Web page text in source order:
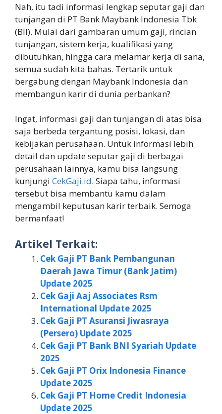
Nah, itu tadi informasi lengkap seputar gaji dan
tunjangan di PT Bank Maybank Indonesia Tbk
(BII). Mulai dari gambaran umum gaji, rincian
tunjangan, sistem kerja, kualifikasi yang
dibutuhkan, hingga cara melamar kerja di sana,
semua sudah kita bahas. Tertarik untuk
bergabung dengan Maybank Indonesia dan
membangun karir di dunia perbankan?
Ingat, informasi gaji dan tunjangan di atas bisa
saja berbeda tergantung posisi, lokasi, dan
kebijakan perusahaan. Untuk informasi lebih
detail dan update seputar gaji di berbagai
perusahaan lainnya, kamu bisa langsung
kunjungi CekGaji.id. Siapa tahu, informasi
tersebut bisa membantu kamu dalam
mengambil keputusan karir terbaik. Semoga
bermanfaat!
Artikel Terkait:
Cek Gaji PT Bank Pembangunan
Daerah Jawa Timur (Bank Jatim)
Update 2025
Cek Gaji Aaj Associates Rsm
International Update 2025
Cek Gaji PT Asuransi Jiwasraya
(Persero) Update 2025
Cek Gaji PT Bank BNI Syariah Update
2025
Cek Gaji PT Orix Indonesia Finance
Update 2025
Cek Gaji PT Home Credit Indonesia
Update 2025